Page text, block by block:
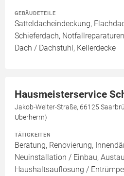
GEBÄUDETEILE
Satteldacheindeckung,
Schieferdach,
Dach / Dachstuhl, Kellerdecke
Hausmeisterservice
Jakob-Welter-Straße, 66125
Überherrn)
TÄTIGKEITEN
Beratung, Renovierung,
Neuinstallation / Einbau,
Haushaltsauflösung /